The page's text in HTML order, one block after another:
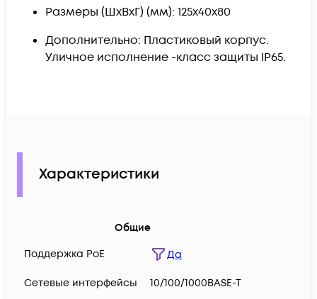
Размеры (ШхВхГ) (мм): 125x40x80
Дополнительно: Пластиковый корпус.
Уличное исполнение -класс защиты IP65.
Характеристики
Общие
Поддержка PoE
Да
Сетевые интерфейсы 10/100/1000BASE-T